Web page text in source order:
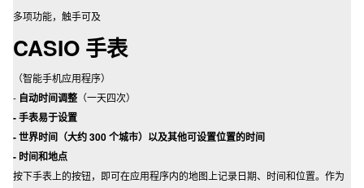
多项功能，触手可及
CASIO 手表
（智能手机应用程序）
- 自动时间调整 （一天四次）
- 手表易于设置
- 世界时间（大约 300 个城市）以及其他可设置位置的时间
- 时间和地点
按下手表上的按钮，即可在应用程序内的地图上记录日期、时间和位置。作为